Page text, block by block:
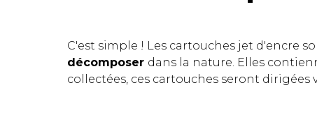
C'est simple ! Les cartouches jet d'encre
décomposer dans la nature. Elles
collectées, ces cartouches seront dirigées